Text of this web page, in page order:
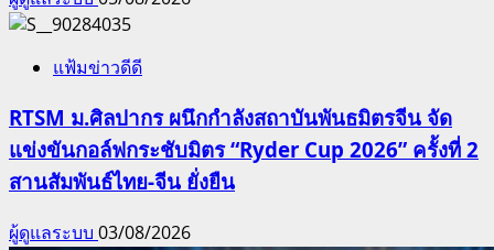
แฟ้มข่าวดีดี
RTSM ม.ศิลปากร ผนึกกำลังสถาบันพันธมิตรจีน จัด
แข่งขันกอล์ฟกระชับมิตร “Ryder Cup 2026” ครั้งที่ 2
สานสัมพันธ์ไทย-จีน ยั่งยืน
ผู้ดูแลระบบ 03/08/2026